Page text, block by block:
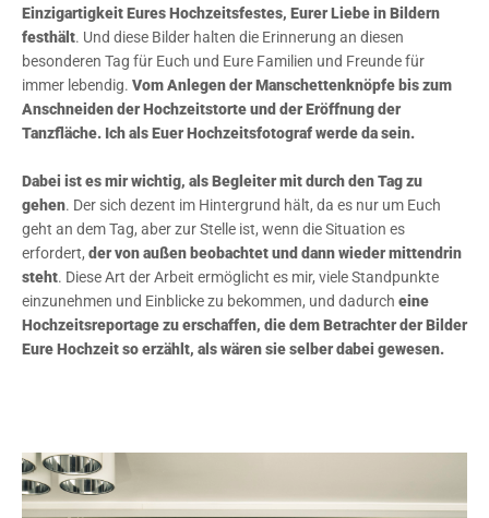
Einzigartigkeit Eures Hochzeitsfestes, Eurer Liebe in Bildern
festhält. Und diese Bilder halten die Erinnerung an diesen
besonderen Tag für Euch und Eure Familien und Freunde für
immer lebendig. Vom Anlegen der Manschettenknöpfe bis zum
Anschneiden der Hochzeitstorte und der Eröffnung der
Tanzfläche. Ich als Euer Hochzeitsfotograf werde da sein.
Dabei ist es mir wichtig, als Begleiter mit durch den Tag zu
gehen. Der sich dezent im Hintergrund hält, da es nur um Euch
geht an dem Tag, aber zur Stelle ist, wenn die Situation es
erfordert, der von außen beobachtet und dann wieder mittendrin
steht. Diese Art der Arbeit ermöglicht es mir, viele Standpunkte
einzunehmen und Einblicke zu bekommen, und dadurch eine
Hochzeitsreportage zu erschaffen, die dem Betrachter der Bilder
Eure Hochzeit so erzählt, als wären sie selber dabei gewesen.